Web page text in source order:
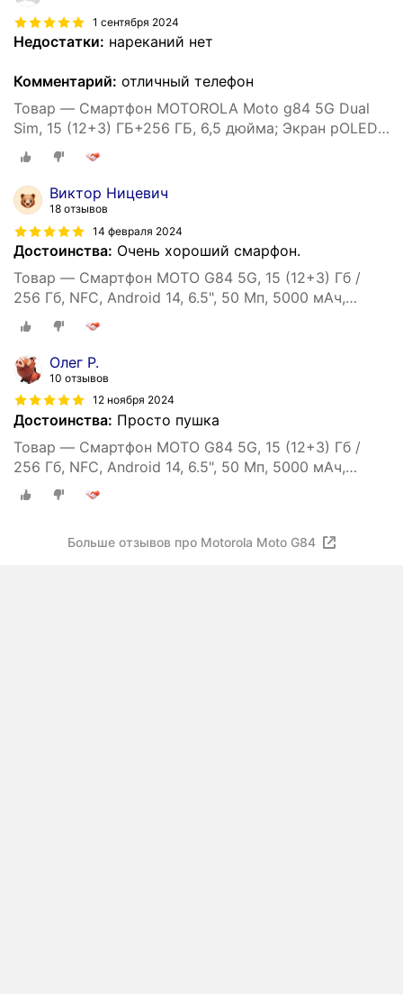
1 сентября 2024
Недостатки: нареканий нет
Комментарий: отличный телефон
Товар — Смартфон MOTOROLA Moto g84 5G Dual
Sim, 15 (12+3) ГБ+256 ГБ, 6,5 дюйма; Экран pOLED
120 Гц, камера 50 МП OIS, голубой
Виктор Ницевич
18 отзывов
14 февраля 2024
Достоинства: Очень хороший смарфон.
Товар — Смартфон MOTO G84 5G, 15 (12+3) Гб /
256 Гб, NFC, Android 14, 6.5", 50 Мп, 5000 мАч,
экран pOLED, 120 Гц
Олег Р.
10 отзывов
12 ноября 2024
Достоинства: Просто пушка
Товар — Смартфон MOTO G84 5G, 15 (12+3) Гб /
256 Гб, NFC, Android 14, 6.5", 50 Мп, 5000 мАч,
экран pOLED, 120 Гц
Больше отзывов про Motorola Moto G84